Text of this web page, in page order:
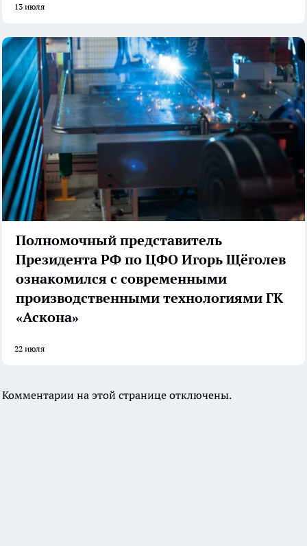
13 июля
Полномочный представитель
Президента РФ по ЦФО Игорь Щёголев
ознакомился с современными
производственными технологиями ГК
«Аскона»
22 июля
Комментарии на этой странице отключены.